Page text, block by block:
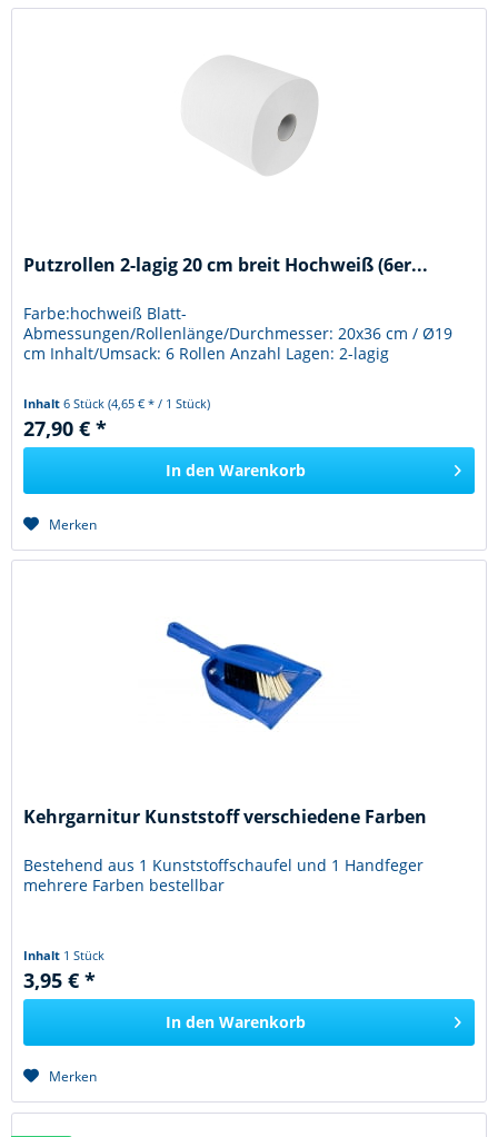
Putzrollen 2-lagig 20 cm breit Hochweiß (6er...
Farbe:hochweiß Blatt-
Abmessungen/Rollenlänge/Durchmesser: 20x36 cm / Ø19
cm Inhalt/Umsack: 6 Rollen Anzahl Lagen: 2-lagig
Inhalt6 Stück(4,65 € * / 1 Stück)
27,90 € *
In den Warenkorb
Merken
Kehrgarnitur Kunststoff verschiedene Farben
Bestehend aus 1 Kunststoffschaufel und 1 Handfeger
mehrere Farben bestellbar
Inhalt 1 Stück
3,95 € *
In den Warenkorb
Merken